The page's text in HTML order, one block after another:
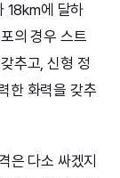
18km에 달하
의 경우 스트
추고, 신형 정
한 화력을 갖추
은 다소 싸겠지